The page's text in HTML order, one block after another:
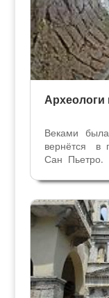
Археологи
Веками
вернётся в
Сан Пьетро.
под замком
такой же
сооружение...